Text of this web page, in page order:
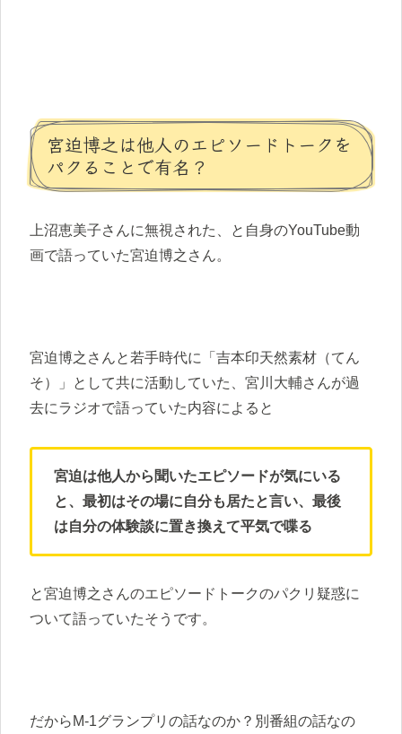
宮迫博之は他人のエピソードトークを
パクることで有名？
上沼恵美子さんに無視された、と自身のYouTube動
画で語っていた宮迫博之さん。
宮迫博之さんと若手時代に「吉本印天然素材（てん
そ）」として共に活動していた、宮川大輔さんが過
去にラジオで語っていた内容によると
宮迫は他人から聞いたエピソードが気にいる
と、最初はその場に自分も居たと言い、最後
は自分の体験談に置き換えて平気で喋る
と宮迫博之さんのエピソードトークのパクリ疑惑に
ついて語っていたそうです。
だからM-1グランプリの話なのか？別番組の話なの